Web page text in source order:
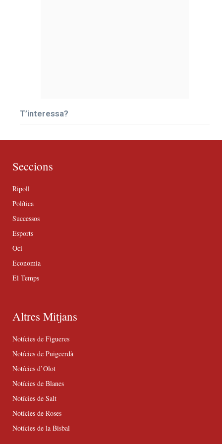
T’interessa?
Seccions
Ripoll
Política
Successos
Esports
Oci
Economia
El Temps
Altres Mitjans
Notícies de Figueres
Notícies de Puigcerdà
Notícies d’Olot
Notícies de Blanes
Notícies de Salt
Notícies de Roses
Notícies de la Bisbal